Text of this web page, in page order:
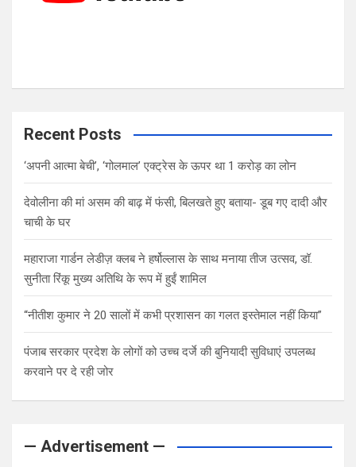
Recent Posts
‘अपनी आत्मा बेची’, ‘गोलमाल’ एक्ट्रेस के ऊपर था 1 करोड़ का लोन
देवोलीना की मां असम की बाढ़ में फंसी, बिलखते हुए बताया- डूब गए दादी और
चाची के घर
महाराजा गार्डन लेडीज़ क्लब ने हर्षोल्लास के साथ मनाया तीज उत्सव, डॉ.
सुनीता रिंकू मुख्य अतिथि के रूप में हुईं शामिल
“नीतीश कुमार ने 20 सालों में कभी प्रशासन का गलत इस्तेमाल नहीं किया”
पंजाब सरकार प्रदेश के लोगों को उच्च दर्जे की बुनियादी सुविधाएं उपलब्ध
करवाने पर दे रही जोर
— Advertisement —